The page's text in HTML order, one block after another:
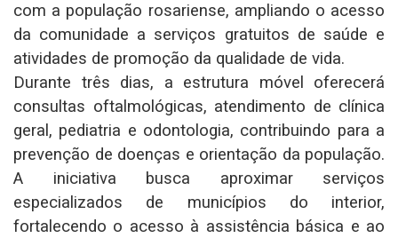
com a população rosariense, ampliando o acesso
da comunidade a serviços gratuitos de saúde e
atividades de promoção da qualidade de vida.
Durante três dias, a estrutura móvel oferecerá
consultas oftalmológicas, atendimento de clínica
geral, pediatria e odontologia, contribuindo para a
prevenção de doenças e orientação da população.
A iniciativa busca aproximar serviços
especializados de municípios do interior,
fortalecendo o acesso à assistência básica e ao